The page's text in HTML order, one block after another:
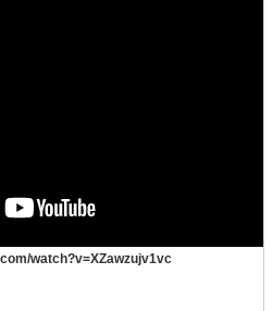
watch?v=XZawzujv1vc